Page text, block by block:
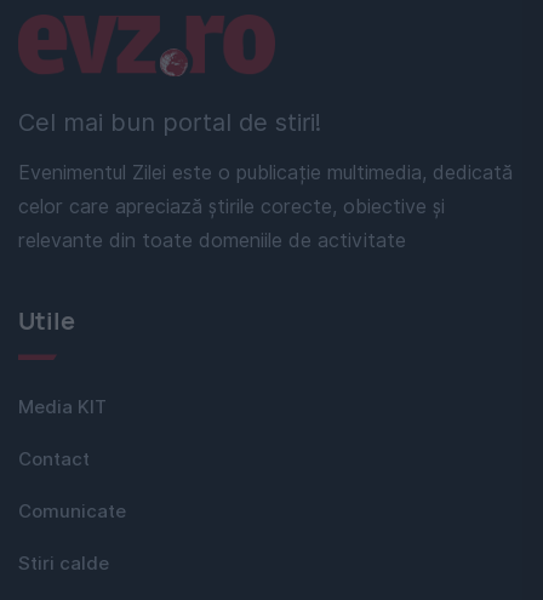
Cel mai bun portal de stiri!
Evenimentul Zilei este o publicație multimedia, dedicată
celor care apreciază știrile corecte, obiective și
relevante din toate domeniile de activitate
Linkuri utile
Utile
Media KIT
Contact
Comunicate
Stiri calde